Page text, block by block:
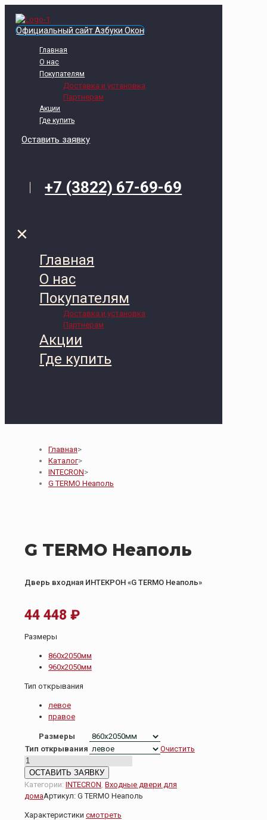
Официальный сайт Азбуки Окон
Главная
О нас
Покупателям
Доставка и установка
Партнерам
Акции
Где купить
Оставить заявку
+7 (3822) 67-69-69
✕
Главная
О нас
Покупателям
Доставка и установка
Партнерам
Акции
Где купить
Главная>
Каталог>
INTECRON>
G TERMO Неаполь
G TERMO Неаполь
Дверь входная ИНТЕКРОН «G TERMO Неаполь»
44 448 ₽
Размеры
860х2050мм
960х2050мм
Тип открывания
левое
правое
Размеры
Тип открывания
Очистить
Количество
товара
G
TERMO
ОСТАВИТЬ ЗАЯВКУ
Категории: INTECRON Входные двери для
домаАртикул: G TERMO Неаполь
Характеристики смотреть